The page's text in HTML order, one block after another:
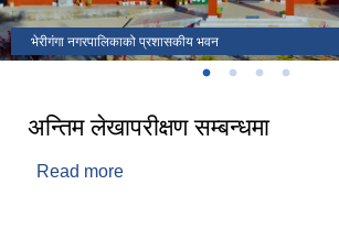
भेरीगंगा नगरपालिकाको प्रशासकीय भवन
अन्तिम लेखापरीक्षण सम्बन्धमा
Read more